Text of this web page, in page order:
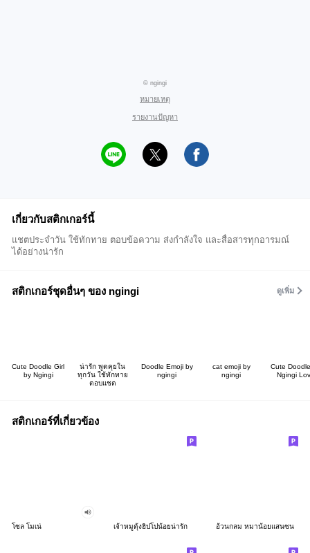
© ngingi
หมายเหตุ
รายงานปัญหา
เกี่ยวกับสติกเกอร์นี้
แชตประจำวัน ใช้ทักทาย ตอบข้อความ ส่งกำลังใจ และสื่อสารทุกอารมณ์
ได้อย่างน่ารัก
สติกเกอร์ชุดอื่นๆ ของ ngingi ดูเพิ่ม
Cute Doodle Girl
by Ngingi
น่ารัก พูดคุยใน
ทุกวัน ใช้ทักทาย
ตอบแชต
Doodle Emoji by
ngingi
cat emoji by
ngingi
Cute
Ngingi
สติกเกอร์ที่เกี่ยวข้อง
โซล โมเน่ เจ้าหมูดุ้งฮิปโปน้อยน่ารัก อ้วนกลม หมาน้อยแสนซน